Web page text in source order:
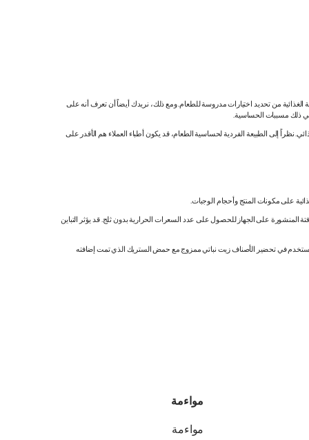
الغذائية من تحديد اختيارات مدروسة للطعام. ومع ذلك، نريدك أيضاً أن تعرف أنه على
في ذلك مسببات الحساسية.
نظراً إلى الطبيعة الفردية لحساسية الطعام، قد يكون أطباء العملاء هم الأقدر على
على مكونات المنتج وأحجام الوجبات.
المنشورة على الجهاز للحصول على عدد السعرات الحرارية بدون ثلج. قد يؤثر التباين
نستخدم في تحضير الأصناف زيت نباتي ممزوج مع حمض الستريك الذي تمت إضافته
مواءمة
مواءمة